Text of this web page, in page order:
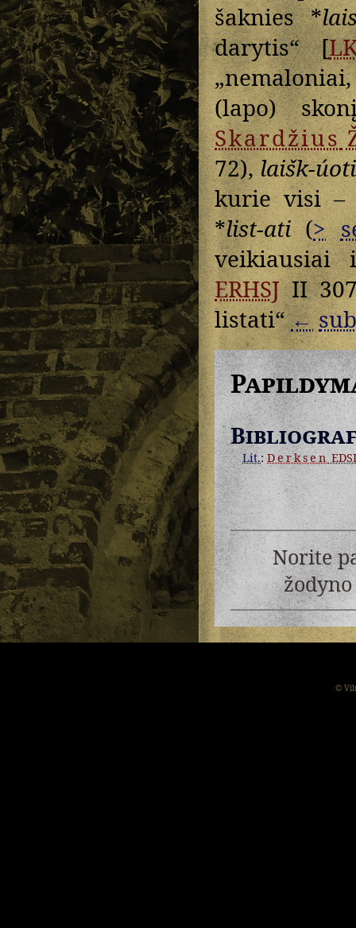
šaknies *
darytis“ [
(lapo)
Skardžius
72),laišk-úoti
kurie visi
*list-ati(>
veikiausiai
ERHSJII
listati“←
Lit.:Derksen
Norite
©